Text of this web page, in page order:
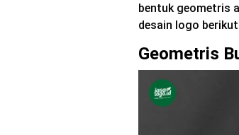
bentuk geometris
desain logo
Geometris